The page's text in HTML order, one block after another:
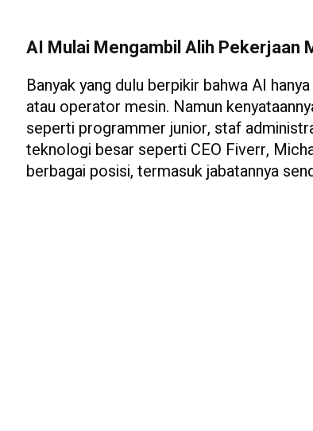
AI Mulai Mengambil Alih Pekerjaan
Banyak yang dulu berpikir bahwa AI
atau operator mesin. Namun
seperti programmer junior, staf
teknologi besar seperti CEO Fiverr,
berbagai posisi, termasuk jabatannya